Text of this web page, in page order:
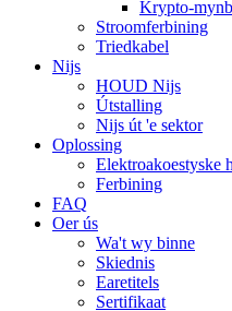
Krypto-
Stroomferbining
Triedkabel
Nijs
HOUD Nijs
Útstalling
Nijs út 'e sektor
Oplossing
Elektroakoestyske
Ferbining
FAQ
Oer ús
Wa't wy binne
Skiednis
Earetitels
Sertifikaat